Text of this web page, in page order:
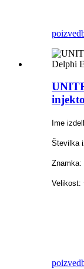
Ime
Številka
Znamka:
Velikost: